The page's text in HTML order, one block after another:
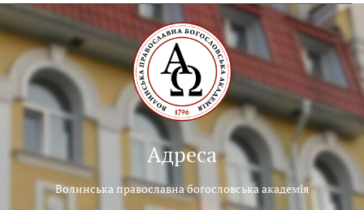
Адреса
Волинська православна богословська академія